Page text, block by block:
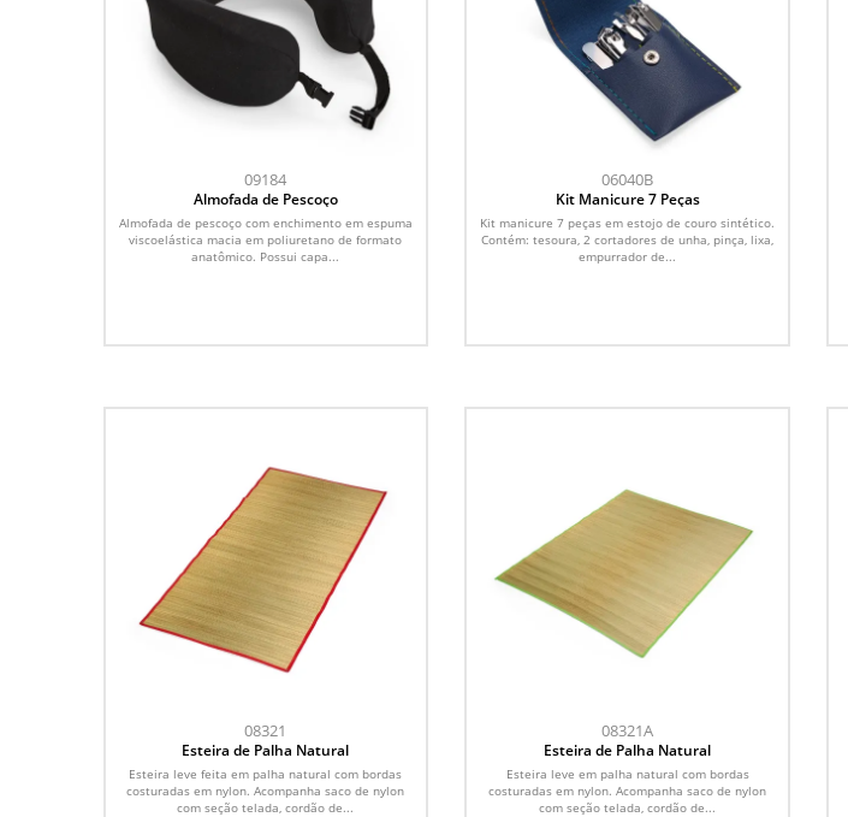
09184
Almofada de Pescoço
Almofada de pescoço com enchimento em espuma
viscoelástica macia em poliuretano de formato
anatômico. Possui capa...
06040B
Kit Manicure 7 Peças
Kit manicure 7 peças em estojo de couro sintético.
Contém: tesoura, 2 cortadores de unha, pinça, lixa,
empurrador de...
08321
Esteira de Palha Natural
Esteira leve feita em palha natural com bordas
costuradas em nylon. Acompanha saco de nylon
com seção telada, cordão de...
08321A
Esteira de Palha Natural
Esteira leve em palha natural com bordas
costuradas em nylon. Acompanha saco de nylon
com seção telada, cordão de...